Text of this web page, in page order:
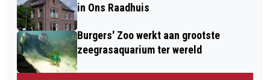
in Ons Raadhuis
Burgers' Zoo werkt aan grootste
zeegrasaquarium ter wereld